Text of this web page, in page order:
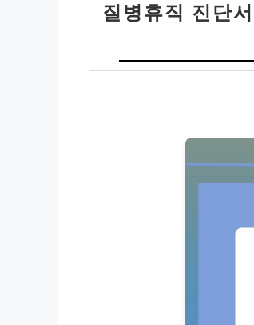
질병휴직 진단